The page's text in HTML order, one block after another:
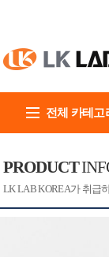
전체 카테고
PRODUCT
LK LAB KOREA가 취급